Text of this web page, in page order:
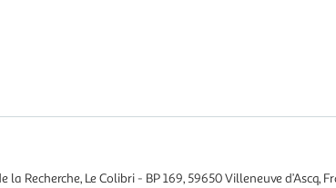
la Recherche, Le Colibri - BP 169, 59650 Villeneuve d’Ascq,